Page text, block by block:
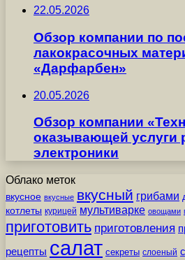
22.05.2026
Обзор компании по
лакокрасочных
«Дарфарбен»
20.05.2026
Обзор компании
оказывающей услуги
электроники
Облако меток
вкусное вкусные вкусный грибами
котлеты курицей мультиварке овощами
приготовить приготовления
рецепты салат секреты слоеный